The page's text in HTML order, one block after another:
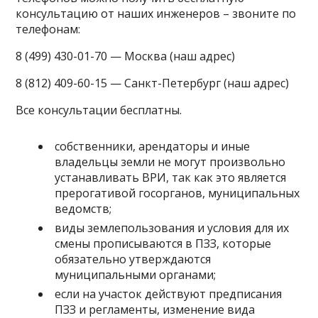
консультацию от наших инженеров – звоните по
телефонам:
8 (499) 430-01-70 — Москва (наш адрес)
8 (812) 409-60-15 — Санкт-Петербург (наш адрес)
Все консультации бесплатны.
собственники, арендаторы и иные
владельцы земли не могут произвольно
устанавливать ВРИ, так как это является
прерогативой госорганов, муниципальных
ведомств;
виды землепользования и условия для их
смены прописываются в ПЗЗ, которые
обязательно утверждаются
муниципальными органами;
если на участок действуют предписания
ПЗЗ и регламенты, изменение вида